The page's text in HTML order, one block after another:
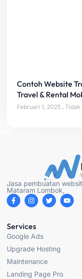
Contoh Website
Travel & Rental
Februari 1, 2025 Tidak
Jasa pembuatan
Mataram Lombok,
F
a
c
b
o
o
-
I
n
s
a
g
r
m
T
w
i
Y
o
u
Services
Google Ads
Upgrade Hosting
Maintenance
Landing Page Pro